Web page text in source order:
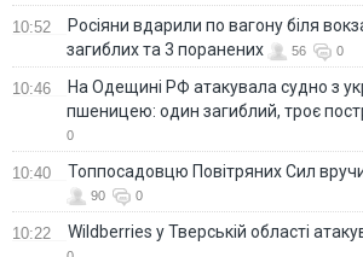
10:52
Росіяни вдарили по вагону біля
загиблих та 3 поранених
56 0
10:46
На Одещині РФ атакувала судно з
пшеницею: один загиблий, троє
0
10:40 Топпосадовцю Повітряних Сил
90 0
10:22 Wildberries у Тверській області